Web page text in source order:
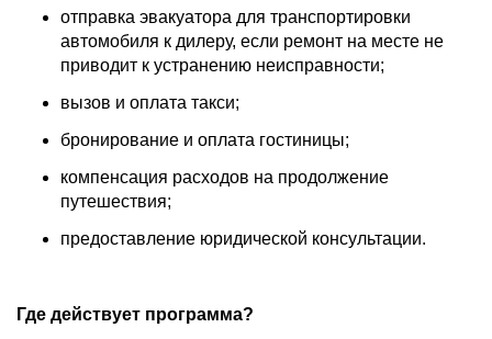
отправка эвакуатора для транспортировки
автомобиля к дилеру, если ремонт на месте не
приводит к устранению неисправности;
вызов и оплата такси;
бронирование и оплата гостиницы;
компенсация расходов на продолжение
путешествия;
предоставление юридической консультации.
Где действует программа?